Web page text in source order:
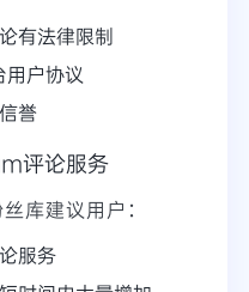
有法律限制
户协议
誉
评论服务
库建议用户：
服务